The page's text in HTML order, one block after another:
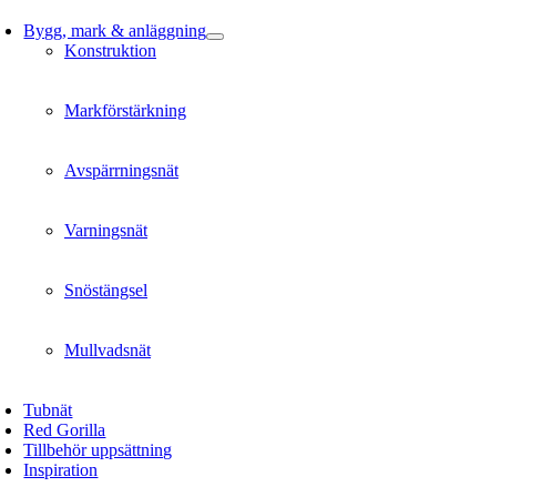
Bygg, mark & anläggning
Konstruktion
Markförstärkning
Avspärrningsnät
Varningsnät
Snöstängsel
Mullvadsnät
Tubnät
Red Gorilla
Tillbehör uppsättning
Inspiration